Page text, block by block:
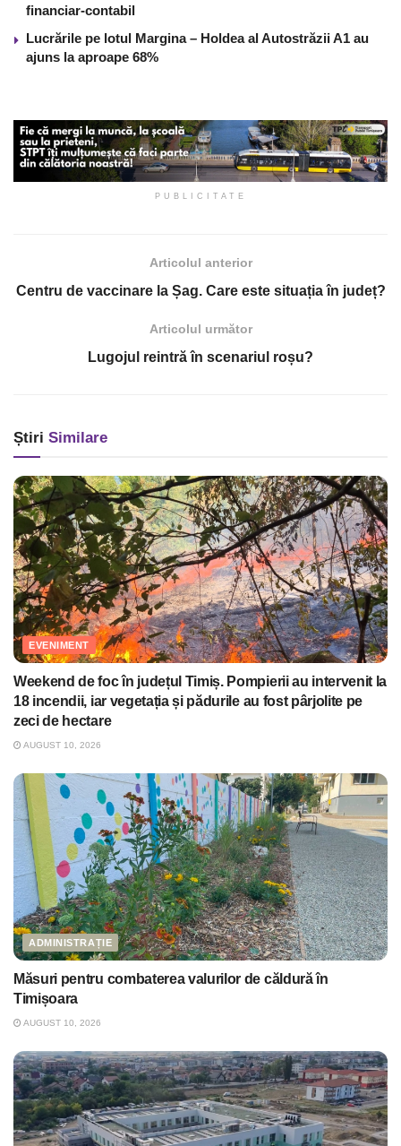
financiar-contabil
Lucrările pe lotul Margina – Holdea al Autostrăzii A1 au
ajuns la aproape 68%
PUBLICITATE
Articolul anterior
Centru de vaccinare la Șag. Care este situația în județ?
Articolul următor
Lugojul reintră în scenariul roșu?
Știri Similare
EVENIMENT
Weekend de foc în județul Timiș. Pompierii au intervenit la
18 incendii, iar vegetația și pădurile au fost pârjolite pe
zeci de hectare
AUGUST 10, 2026
ADMINISTRAȚIE
Măsuri pentru combaterea valurilor de căldură în
Timișoara
AUGUST 10, 2026